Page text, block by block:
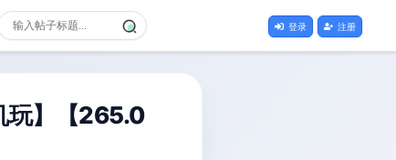
登录 注册
玩】【265.0